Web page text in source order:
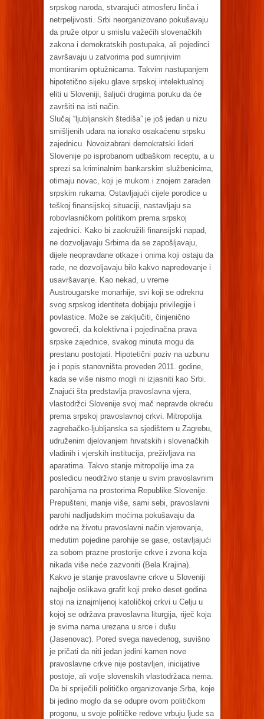
srpskog naroda, stvarajući atmosferu linča i
netrpeljivosti. Srbi neorganizovano pokušavaju
da pruže otpor u smislu važećih slovenačkih
zakona i demokratskih postupaka, ali pojedinci
završavaju u zatvorima pod sumnjivim
montiranim optužnicama. Takvim nastupanjem
hipotetično sijeku glave srpskoj intelektualnoj
eliti u Sloveniji, šaljući drugima poruku da će
završiti na isti način.
Slučaj “ljubljanskih štediša” je još jedan u nizu
smišljenih udara na ionako osakaćenu srpsku
zajednicu. Novoizabrani demokratski lideri
Slovenije po isprobanom udbaškom receptu, a u
sprezi sa kriminalnim bankarskim službenicima,
otimaju novac, koji je mukom i znojem zarađen
srpskim rukama. Ostavljajući cijele porodice u
teškoj finansijskoj situaciji, nastavljaju sa
robovlasničkom politikom prema srpskoj
zajednici. Kako bi zaokružili finansijski napad,
ne dozvoljavaju Srbima da se zapošljavaju,
dijele neopravdane otkaze i onima koji ostaju da
rade, ne dozvoljavaju bilo kakvo napredovanje i
usavršavanje. Kao nekad, u vreme
Austrougarske monarhije, svi koji se odreknu
svog srpskog identiteta dobijaju privilegije i
povlastice. Može se zaključiti, činjenično
govoreći, da kolektivna i pojedinačna prava
srpske zajednice, svakog minuta mogu da
prestanu postojati. Hipotetični poziv na uzbunu
je i popis stanovništa proveden 2011. godine,
kada se više nismo mogli ni izjasniti kao Srbi.
Znajući šta predstavlja pravoslavna vjera,
vlastodržci Slovenije svoj mač nepravde okreću
prema srpskoj pravoslavnoj crkvi. Mitropolija
zagrebačko-ljubljanska sa sjedištem u Zagrebu,
udruženim djelovanjem hrvatskih i slovenačkih
vladinih i vjerskih institucija, preživljava na
aparatima. Takvo stanje mitropolije ima za
posledicu neodrživo stanje u svim pravoslavnim
parohijama na prostorima Republike Slovenije.
Prepušteni, manje više, sami sebi, pravoslavni
parohi nadljudskim moćima pokušavaju da
održe na životu pravoslavni način vjerovanja,
međutim pojedine parohije se gase, ostavljajući
za sobom prazne prostorije crkve i zvona koja
nikada više neće zazvoniti (Bela Krajina).
Kakvo je stanje pravoslavne crkve u Sloveniji
najbolje oslikava grafit koji preko deset godina
stoji na iznajmljenoj katoličkoj crkvi u Celju u
kojoj se održava pravoslavna liturgija, riječ koja
je svima nama urezana u srce i dušu
(Jasenovac). Pored svega navedenog, suvišno
je pričati da niti jedan jedini kamen nove
pravoslavne crkve nije postavljen, inicijative
postoje, ali volje slovenskih vlastodržaca nema.
Da bi spriječili političko organizovanje Srba, koje
bi jedino moglo da se odupre ovom političkom
progonu, u svoje političke redove vrbuju ljude sa